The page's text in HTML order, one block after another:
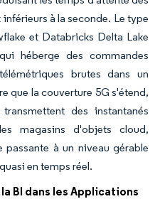
à la seconde. Le type
et Databricks Delta Lake
héberge des commandes
brutes dans un
que la couverture 5G s'étend,
des instantanés
magasins d'objets cloud,
à un niveau gérable
en temps réel.
BI dans les Applications